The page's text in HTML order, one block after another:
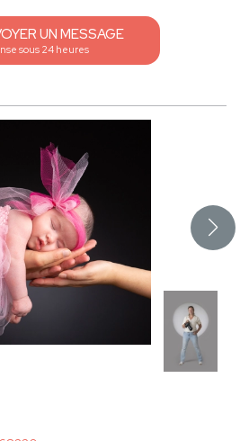
UN MESSAGE
sous 24 heures